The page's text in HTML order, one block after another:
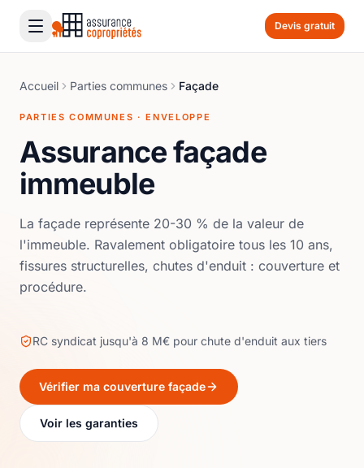
Devis gratuit
Accueil Parties communes Façade
PARTIES COMMUNES · ENVELOPPE
Assurance façade
immeuble
La façade représente 20-30 % de la valeur de
l'immeuble. Ravalement obligatoire tous les 10 ans,
fissures structurelles, chutes d'enduit : couverture et
procédure.
RC syndicat jusqu'à 8 M€ pour chute d'enduit aux tiers
Vérifier ma couverture façade
Voir les garanties